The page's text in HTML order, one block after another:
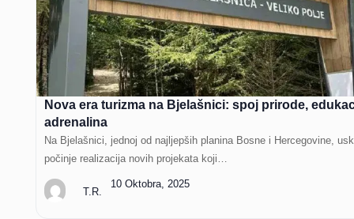
Nova era turizma na Bjelašnici: spoj prirode,
adrenalina
Na Bjelašnici, jednoj od najljepših planina Bosne i Hercegovine,
počinje realizacija novih projekata koji…
T.R.
10 Oktobra, 2025